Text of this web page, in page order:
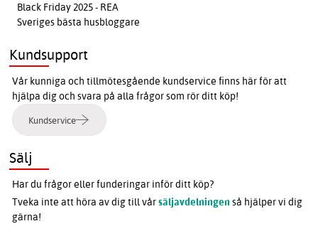
Black Friday 2025 - REA
Sveriges bästa husbloggare
Kundsupport
Vår kunniga och tillmötesgående kundservice finns här för att
hjälpa dig och svara på alla frågor som rör ditt köp!
Kundservice
Sälj
Har du frågor eller funderingar inför ditt köp?
Tveka inte att höra av dig till vårsäljavdelningen så hjälper vi dig
gärna!